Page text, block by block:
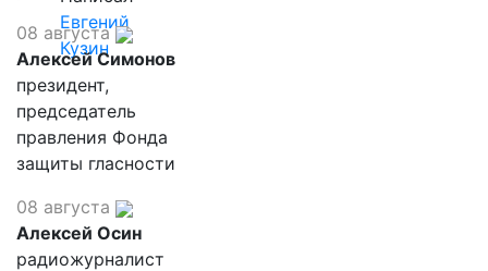
Евгений
Кузин
08 августа
Алексей Симонов
президент,
председатель
правления Фонда
защиты гласности
08 августа
Алексей Осин
радиожурналист